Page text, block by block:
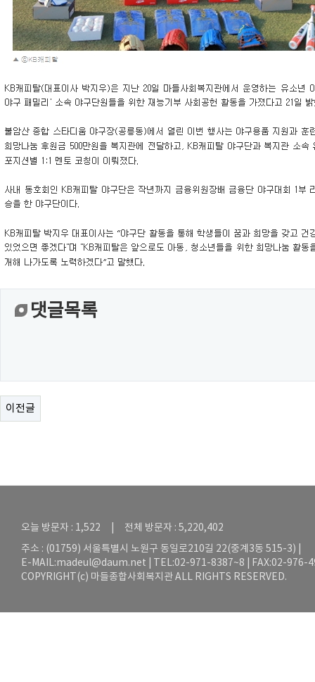
댓글목록
이전글
오늘 방문자 : 1,522 | 전체 방문자 : 5,220,402
주소 : (01759) 서울특별시 노원구 동일로210길 22(중계3동 515-3) |
E-MAIL:madeul@daum.net | TEL:02-971-8387~8 | FAX:02-976-
COPYRIGHT(c) 마들종합사회복지관 ALL RIGHTS RESERVED.